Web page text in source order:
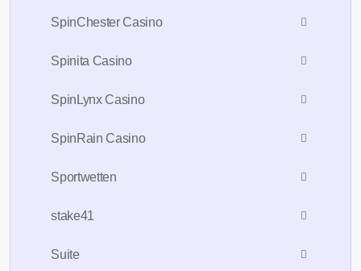
SpinChester Casino
Spinita Casino
SpinLynx Casino
SpinRain Casino
Sportwetten
stake41
Suite